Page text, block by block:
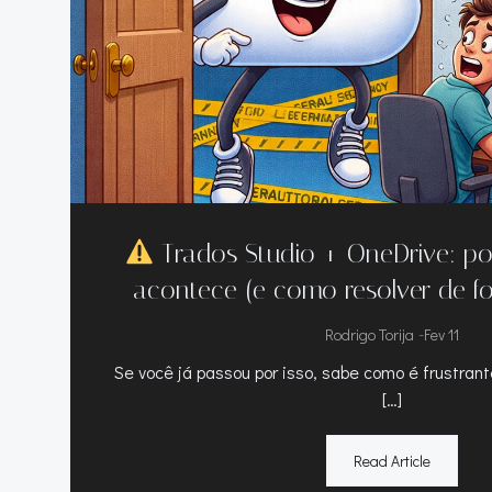
Trados Studio + OneDrive:
acontece (e como resolver de
Rodrigo Torija -Fev 11
Se você já passou por isso, sabe como é
[…]
Read Article